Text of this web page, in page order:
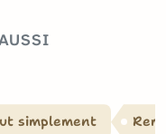
simplement